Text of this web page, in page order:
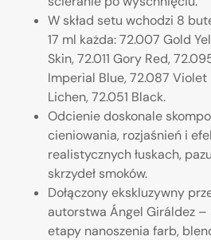
W skład setu wchodzi 8
17 ml każda: 72.007 Gold
Skin, 72.011 Gory Red,
Imperial Blue, 72.087 Violet
Lichen, 72.051 Black.
Odcienie doskonale
cieniowania, rozjaśnień i
realistycznych łuskach,
skrzydeł smoków.
Dołączony ekskluzywny
autorstwa Ángel Giráldez –
etapy nanoszenia farb,